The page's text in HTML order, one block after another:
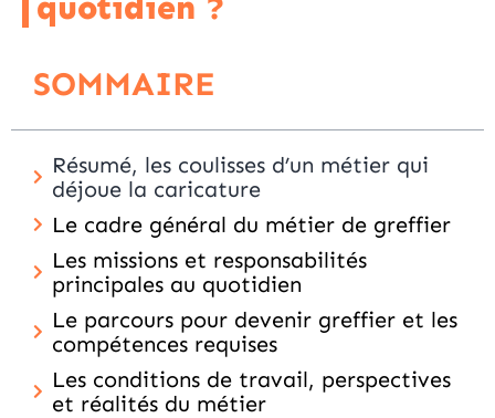
SOMMAIRE
Résumé, les coulisses d’un métier qui
déjoue la caricature
Le cadre général du métier de greffier
Les missions et responsabilités
principales au quotidien
Le parcours pour devenir greffier et les
compétences requises
Les conditions de travail, perspectives
et réalités du métier